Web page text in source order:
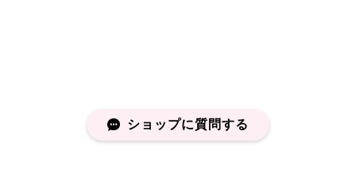
ショップに質問する